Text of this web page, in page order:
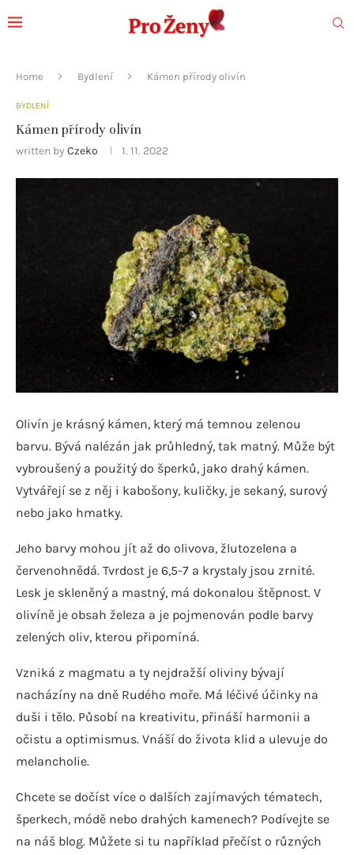
Home Bydlení Kámen přírody olivín
BYDLENÍ
Kámen přírody olivín
written by Czeko 1. 11. 2022
Olivín je krásný kámen, který má temnou zelenou
barvu. Bývá nalézán jak průhledný, tak matný. Může být
vybroušený a použitý do šperků, jako drahý kámen.
Vytvářejí se z něj i kabošony, kuličky, je sekaný, surový
nebo jako hmatky.
Jeho barvy mohou jít až do olivova, žlutozelena a
červenohnědá. Tvrdost je 6,5-7 a krystaly jsou zrnité.
Lesk je skleněný a mastný, má dokonalou štěpnost. V
olivíně je obsah železa a je pojmenován podle barvy
zelených oliv, kterou připomíná.
Vzniká z magmatu a ty nejdražší oliviny bývají
nacházíny na dně Rudého moře. Má léčivé účinky na
duši i tělo. Působí na kreativitu, přináší harmonii a
očistu a optimismus. Vnáší do života klid a ulevuje do
melancholie.
Chcete se dočíst více o dalších zajímavých tématech,
šperkech, módě nebo drahých kamenech? Podívejte se
na náš blog. Můžete si tu například přečíst o různých